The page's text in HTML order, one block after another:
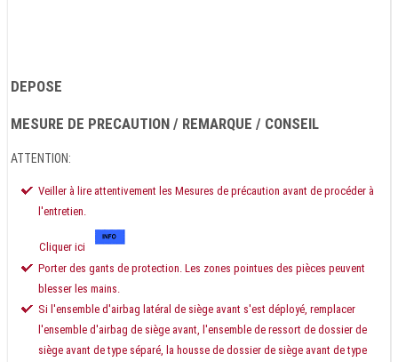
DEPOSE
MESURE DE PRECAUTION / REMARQUE / CONSEIL
ATTENTION:
Veiller à lire attentivement les Mesures de précaution avant de procéder à
l'entretien.
Cliquer ici
Porter des gants de protection. Les zones pointues des pièces peuvent
blesser les mains.
Si l'ensemble d'airbag latéral de siège avant s'est déployé, remplacer
l'ensemble d'airbag de siège avant, l'ensemble de ressort de dossier de
siège avant de type séparé, la housse de dossier de siège avant de type